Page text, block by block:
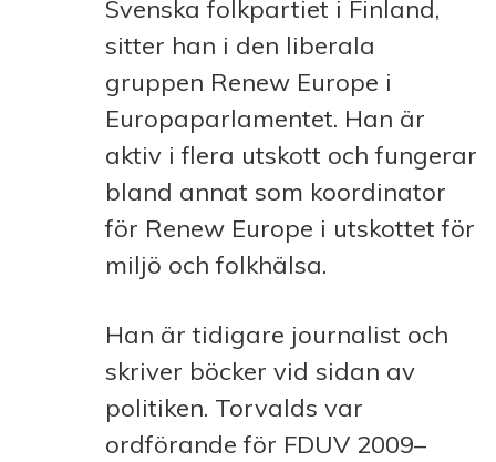
Svenska folkpartiet i Finland,
sitter han i den liberala
gruppen Renew Europe i
Europaparlamentet. Han är
aktiv i flera utskott och fungerar
bland annat som koordinator
för Renew Europe i utskottet för
miljö och folkhälsa.
Han är tidigare journalist och
skriver böcker vid sidan av
politiken. Torvalds var
ordförande för FDUV 2009–